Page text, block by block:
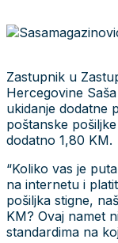
Zastupnik u
Hercegovine
ukidanje dodatne
poštanske
dodatno 1,80 KM.
“Koliko vas je
na internetu i
pošiljka stigne,
KM? Ovaj namet
standardima na